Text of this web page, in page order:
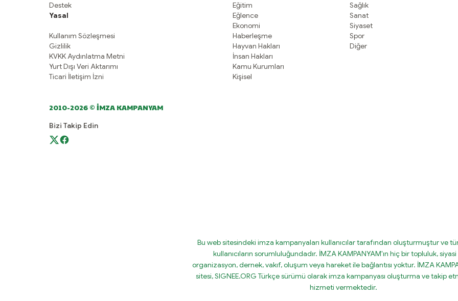
Destek
Yasal
Kullanım Sözleşmesi
Gizlilik
KVKK Aydınlatma Metni
Yurt Dışı Veri Aktarımı
Ticari İletişim İzni
2010-2026 © İMZA KAMPANYAM
Bizi Takip Edin
Eğitim
Eğlence
Ekonomi
Haberleşme
Hayvan Hakları
İnsan Hakları
Kamu Kurumları
Kişisel
Sağlık
Sanat
Siyaset
Spor
Diğer
Bu web sitesindeki imza kampanyaları kullanıcılar tarafından oluşturmuştur ve
kullanıcıların sorumluluğundadır. İMZA KAMPANYAM'ın hiç bir topluluk,
organizasyon, dernek, vakıf, oluşum veya hareket ile bağlantısı yoktur. İMZA
sitesi, SIGNEE.ORG Türkçe sürümü olarak imza kampanyası oluşturma ve takip
hizmeti vermektedir.